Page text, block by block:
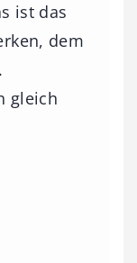
ist das
dem
gleich